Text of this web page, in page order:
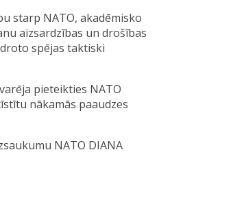
starp NATO, akadēmisko
aizsardzības un drošības
spējas taktiski
pieteikties NATO
nākamās paaudzes
NATO DIANA